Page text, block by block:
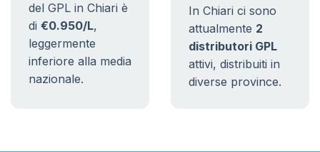
del GPL in Chiari è
di €0.950/L,
leggermente
inferiore alla media
nazionale.
In Chiari ci sono
attualmente 2
distributori GPL
attivi, distribuiti in
diverse province.